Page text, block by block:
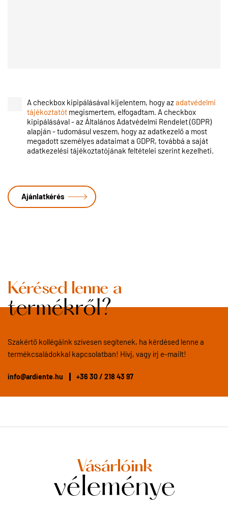
A checkbox kipipálásával kijelentem, hogy azadatvédelmi
tájékoztatót megismertem, elfogadtam. A checkbox
kipipálásával - az Általános Adatvédelmi Rendelet (GDPR)
alapján - tudomásul veszem, hogy az adatkezelő a most
megadott személyes adataimat a GDPR, továbbá a saját
adatkezelési tájékoztatójának feltételei szerint kezelheti.
Kérésed lenne a
termékről?
Szakértő kollégáink szívesen segítenek, ha kérdésed lenne a
termékcsaládokkal kapcsolatban! Hívj, vagy írj e-mailt!
info@ardiente.hu +36 30 / 218 43 97
Vásárlóink
véleménye